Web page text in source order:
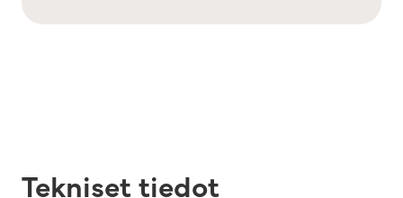
Tekniset tiedot